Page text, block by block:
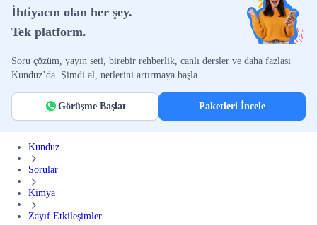
İhtiyacın olan her şey.
Tek platform.
Soru çözüm, yayın seti, birebir rehberlik, canlı dersler ve daha fazlası
Kunduz’da. Şimdi al, netlerini artırmaya başla.
Görüşme Başlat Paketleri İncele
Kunduz
Sorular
Kimya
Zayıf Etkileşimler